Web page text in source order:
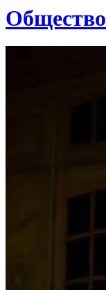
Общество